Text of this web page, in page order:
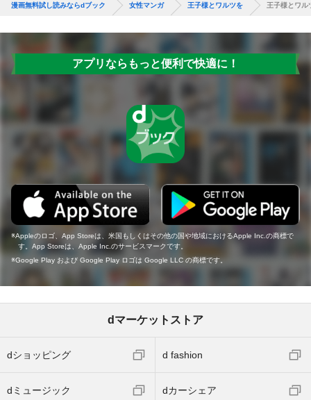
漫画無料試し読みならdブック 女性マンガ 王子様とワルツを 王子様とワル
アプリならもっと便利で快適に！
Appleのロゴ、App Storeは、米国もしくはその他の国や地域におけるApple Inc.の商標で
す。App Storeは、Apple Inc.のサービスマークです。
Google Play および Google Play ロゴは Google LLC の商標です。
dマーケットストア
dショッピング d fashion
dミュージック dカーシェア